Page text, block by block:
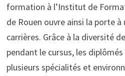
formation à l’Institut de
de Rouen ouvre ainsi la porte
carrières. Grâce à la diversité
pendant le cursus, les
plusieurs spécialités et